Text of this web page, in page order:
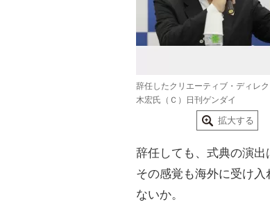
辞任したクリエーティブ・ディレク
木宏氏（Ｃ）日刊ゲンダイ
拡大する
辞任しても、式典の演出
その感覚も海外に受け
ないか。